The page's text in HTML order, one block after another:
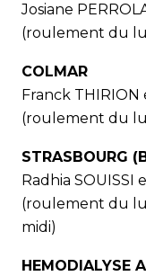
Josiane
(roulement du
COLMAR
Franck THIRION
(roulement du
STRASBOURG
Radhia SOUISSI
(roulement du
midi)
HEMODIALYSE